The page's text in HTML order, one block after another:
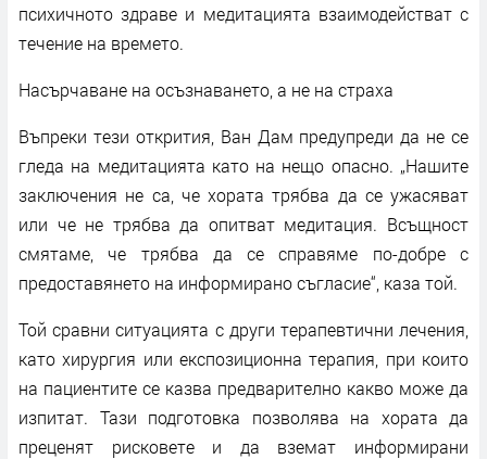
психичното здраве и медитацията взаимодействат с
течение на времето.
Насърчаване на осъзнаването, а не на страха
Въпреки тези открития, Ван Дам предупреди да не се
гледа на медитацията като на нещо опасно. „Нашите
заключения не са, че хората трябва да се ужасяват
или че не трябва да опитват медитация. Всъщност
смятаме, че трябва да се справяме по-добре с
предоставянето на информирано съгласие“, каза той.
Той сравни ситуацията с други терапевтични лечения,
като хирургия или експозиционна терапия, при които
на пациентите се казва предварително какво може да
изпитат. Тази подготовка позволява на хората да
преценят рисковете и да вземат информирани